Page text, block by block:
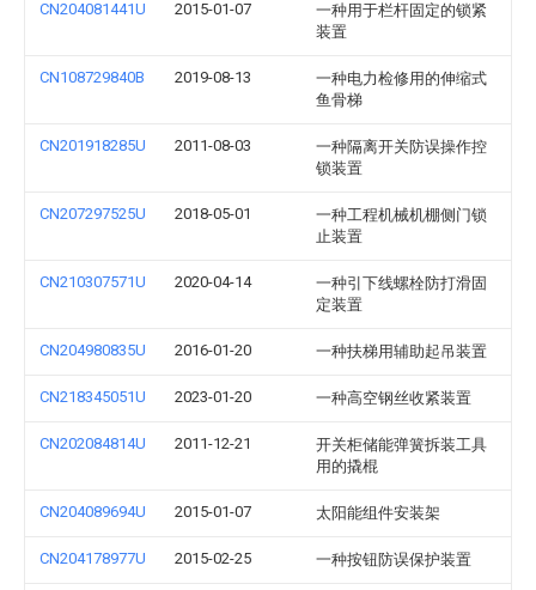
CN204081441U 2015-01-07
一种用于栏杆固定的锁紧
装置
CN108729840B 2019-08-13
一种电力检修用的伸缩式
鱼骨梯
CN201918285U 2011-08-03
一种隔离开关防误操作控
锁装置
CN207297525U 2018-05-01
一种工程机械机棚侧门锁
止装置
CN210307571U 2020-04-14
一种引下线螺栓防打滑固
定装置
CN204980835U 2016-01-20 一种扶梯用辅助起吊装置
CN218345051U 2023-01-20 一种高空钢丝收紧装置
CN202084814U 2011-12-21
开关柜储能弹簧拆装工具
用的撬棍
CN204089694U 2015-01-07 太阳能组件安装架
CN204178977U 2015-02-25 一种按钮防误保护装置